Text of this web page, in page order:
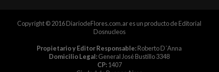
Copyright © 2016 DiariodeFlores.com.ar es un producto de Editorial
Dosnucleos
Propietario y Editor Responsable:Roberto D´Anna
Domicilio Legal:General José Bustillo 3348
CP:1407